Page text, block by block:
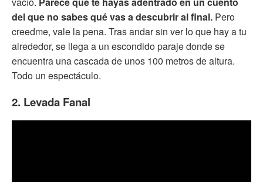
del que no sabes qué vas a descubrir al final. Pero
creedme, vale la pena. Tras andar sin ver lo que hay a tu
alrededor, se llega a un escondido paraje donde se
encuentra una cascada de unos 100 metros de altura.
Todo un espectáculo.
2. Levada Fanal